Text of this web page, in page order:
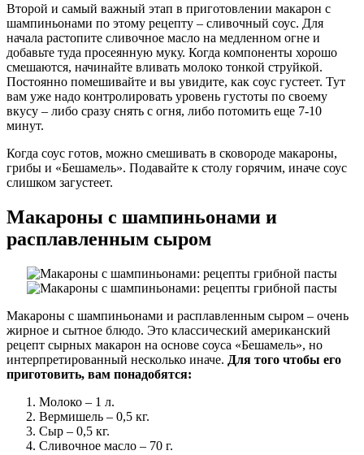
Второй и самый важный этап в приготовлении макарон с
шампиньонами по этому рецепту – сливочный соус. Для
начала растопите сливочное масло на медленном огне и
добавьте туда просеянную муку. Когда компоненты хорошо
смешаются, начинайте вливать молоко тонкой струйкой.
Постоянно помешивайте и вы увидите, как соус густеет. Тут
вам уже надо контролировать уровень густоты по своему
вкусу – либо сразу снять с огня, либо потомить еще 7-10
минут.
Когда соус готов, можно смешивать в сковороде макароны,
грибы и «Бешамель». Подавайте к столу горячим, иначе соус
слишком загустеет.
Макароны с шампиньонами и
расплавленным сыром
Макароны с шампиньонами и расплавленным сыром – очень
жирное и сытное блюдо. Это классический американский
рецепт сырных макарон на основе соуса «Бешамель», но
интерпретированный несколько иначе. Для того чтобы его
приготовить, вам понадобятся:
Молоко – 1 л.
Вермишель – 0,5 кг.
Сыр – 0,5 кг.
Сливочное масло – 70 г.